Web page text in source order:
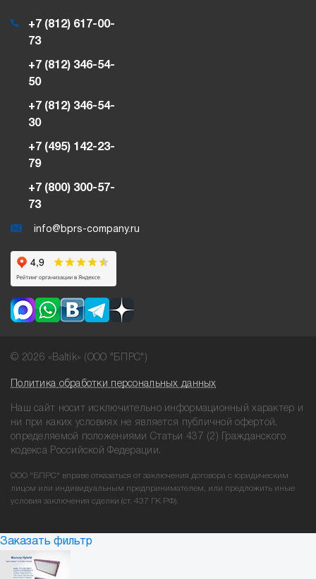
+7 (812) 617-00-
73
+7 (812) 346-54-
50
+7 (812) 346-54-
30
+7 (495) 142-23-
79
+7 (800) 300-57-
73
info@bprs-company.ru
© 2026 «Baltik» (ООО "БПРС")
Политика обработки персональных данных
Наш сайт носит исключительно информационный характер и
ни при
каких условиях не является публичной офертой,
определяемой положениями Статьи 437 (2) Гражданского
кодекса Российской Федерации.
ООО "БПРС" вправе отказаться от заключения договора с юридическим
лицом или индивидуальным предпринимателем, или предложить иные
условия заключения сделки (ст. 437 ГК РФ).
Заказать фильтр